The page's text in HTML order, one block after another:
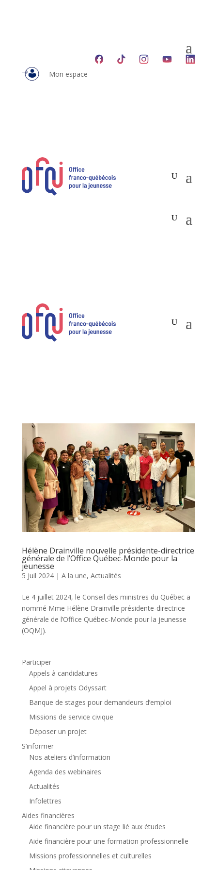
Mon espace
Hélène Drainville nouvelle présidente-directrice
générale de l’Office Québec-Monde pour la
jeunesse
5 Juil 2024| A la une, Actualités
Le 4 juillet 2024, le Conseil des ministres du Québec a
nommé Mme Hélène Drainville présidente-directrice
générale de l’Office Québec-Monde pour la jeunesse
(OQMJ).
Participer
Appels à candidatures
Appel à projets Odyssart
Banque de stages pour demandeurs d’emploi
Missions de service civique
Déposer un projet
S’informer
Nos ateliers d’information
Agenda des webinaires
Actualités
Infolettres
Aides financières
Aide financière pour un stage lié aux études
Aide financière pour une formation professionnelle
Missions professionnelles et culturelles